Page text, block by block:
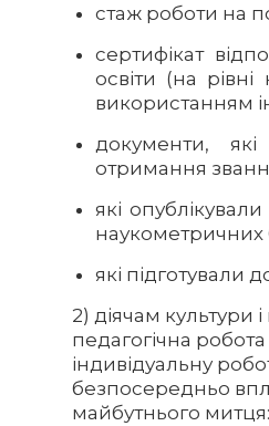
стаж роботи на
сертифікат
освіти (на
використанням
документи,
отримання
які
які підготували
2) діячам культури
педагогічна
індивідуальну
безпосередньо
майбутнього митця: